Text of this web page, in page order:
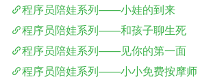
程序员陪娃系列——小娃的到来
程序员陪娃系列——和孩子聊生死
程序员陪娃系列——见你的第一面
程序员陪娃系列——小小免费按摩师